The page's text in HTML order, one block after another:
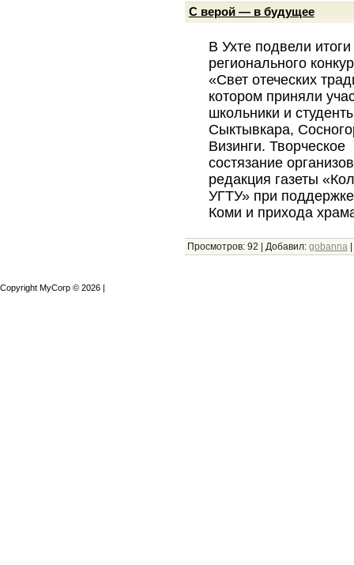
С верой — в будущее
В Ухте подвели итоги
регионального
«Свет отеческих
котором приняли
школьники и
Сыктывкара,
Визинги. Творческое
состязание
редакция газеты
УГТУ» при
Коми и прихода
Просмотров: 92 Добавил: gobanna|
Copyright MyCorp © 2026 |